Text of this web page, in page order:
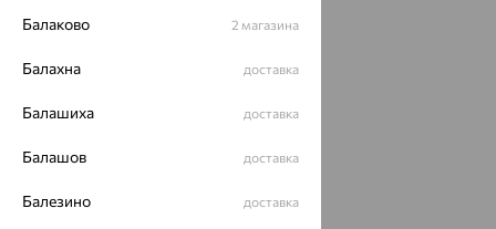
Балаково 2 магазина
Балахна доставка
Балашиха доставка
Балашов доставка
Балезино доставка